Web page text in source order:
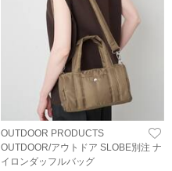
OUTDOOR PRODUCTS
OUTDOOR/アウトドア SLOBE別注 ナ
イロンダッフルバッグ